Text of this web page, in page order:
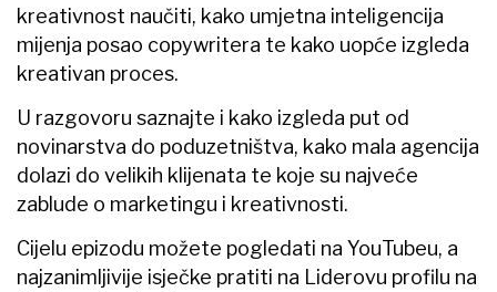
kreativnost naučiti, kako umjetna inteligencija
mijenja posao copywritera te kako uopće izgleda
kreativan proces.
U razgovoru saznajte i kako izgleda put od
novinarstva do poduzetništva, kako mala agencija
dolazi do velikih klijenata te koje su najveće
zablude o marketingu i kreativnosti.
Cijelu epizodu možete pogledati na YouTubeu, a
najzanimljivije isječke pratiti na Liderovu profilu na